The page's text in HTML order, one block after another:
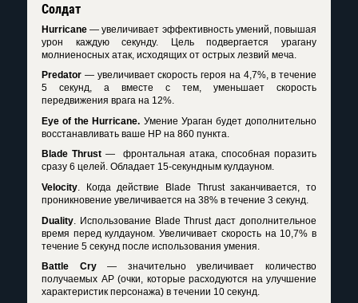
Солдат
Hurricane — увеличивает эффективность умений, повышая
урон каждую секунду. Цель подвергается урагану
молниеносных атак, исходящих от острых лезвий меча.
Predator — увеличивает скорость героя на 4,7%, в течение
5 секунд, а вместе с тем, уменьшает скорость
передвижения врага на 12%.
Eye of the Hurricane. Умение Ураган будет дополнительно
восстанавливать ваше HP на 860 пункта.
Blade Thrust — фронтальная атака, способная поразить
сразу 6 целей. Обладает 15-секундным кулдауном.
Velocity. Когда действие Blade Thrust заканчивается, то
проникновение увеличивается на 38% в течение 3 секунд.
Duality . Использование Blade Thrust даст дополнительное
время перед кулдауном. Увеличивает скорость на 10,7% в
течение 5 секунд после использования умения.
Battle Cry— значительно увеличивает количество
получаемых AP (очки, которые расходуются на улучшение
характеристик персонажа) в течении 10 секунд.